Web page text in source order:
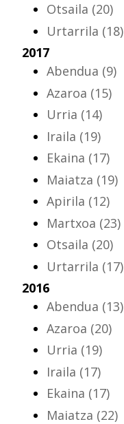
Otsaila (20)
Urtarrila (18)
2017
Abendua (9)
Azaroa (15)
Urria (14)
Iraila (19)
Ekaina (17)
Maiatza (19)
Apirila (12)
Martxoa (23)
Otsaila (20)
Urtarrila (17)
2016
Abendua (13)
Azaroa (20)
Urria (19)
Iraila (17)
Ekaina (17)
Maiatza (22)